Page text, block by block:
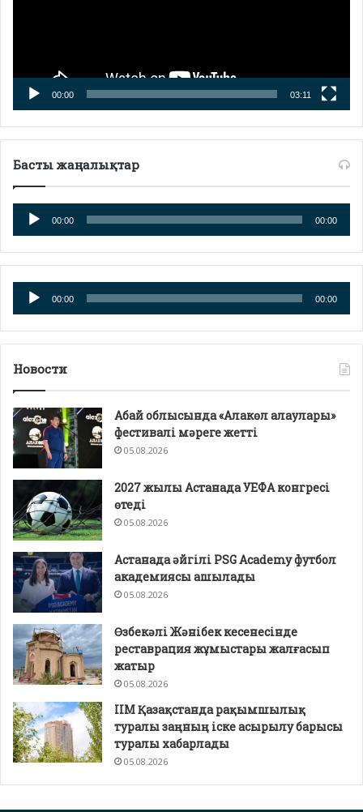
00:00 03:11
Басты жаңалықтар
Аудио
плейер
00:00 00:00
Аудио
плейер
00:00 00:00
Новости
Абай облысында «Алакөл алаулары»
фестивалі мәреге жетті
05.08.2026
2027 жылы Астанада УЕФА конгресі
өтеді
05.08.2026
Астанада әйгілі PSG Academy футбол
академиясы ашылады
05.08.2026
Өзбекәлі Жәнібек кесенесінде
реставрация жұмыстары жалғасып
жатыр
05.08.2026
ІІМ Қазақстанда рақымшылық
туралы заңның іске асырылу барысы
туралы хабарлады
05.08.2026